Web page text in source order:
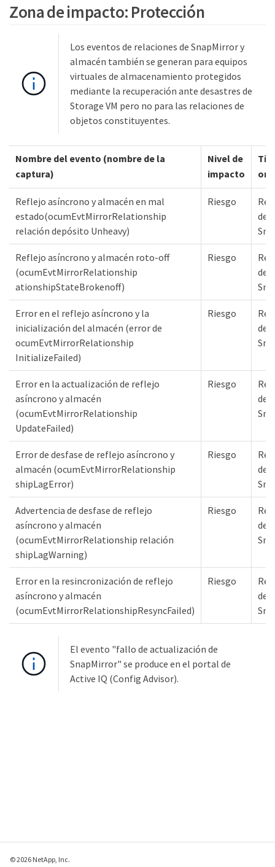
Zona de impacto: Protección
Los eventos de relaciones de SnapMirror y
almacén también se generan para equipos
virtuales de almacenamiento protegidos
mediante la recuperación ante desastres de
Storage VM pero no para las relaciones de
objetos constituyentes.
Nombre del evento (nombre de la
captura)
Nivel de
impacto
Reflejo asíncrono y almacén en mal
estado(ocumEvtMirrorRelationship
relación depósito Unheavy)
Riesgo
de
Reflejo asíncrono y almacén roto-off
(ocumEvtMirrorRelationship
ationshipStateBrokenoff)
Riesgo
de
Error en el reflejo asíncrono y la
inicialización del almacén (error de
ocumEvtMirrorRelationship
InitializeFailed)
Riesgo
de
Error en la actualización de reflejo
asíncrono y almacén
(ocumEvtMirrorRelationship
UpdateFailed)
Riesgo
de
Error de desfase de reflejo asíncrono y
almacén (ocumEvtMirrorRelationship
shipLagError)
Riesgo
de
Advertencia de desfase de reflejo
asíncrono y almacén
(ocumEvtMirrorRelationship relación
shipLagWarning)
Riesgo
de
Error en la resincronización de reflejo
asíncrono y almacén
(ocumEvtMirrorRelationshipResyncFailed)
Riesgo
de
El evento "fallo de actualización de
SnapMirror" se produce en el portal de
Active IQ (Config Advisor).
© 2026 NetApp, Inc.